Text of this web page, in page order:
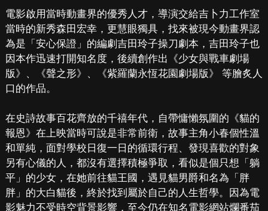
電影啟用當時動畫界的優秀人才，導演交給吉卜力工作室
當時的新秀森田宏幸，更慧眼獨具，找來被現今動畫界認
為是「安心保證」的編劇吉田玲子操刀劇本，吉田玲子也
因本作迅速打開知名度，後續創作出《少女與戰車劇場
版》、《聲之形》、《紫羅蘭永恆花園劇場版》 等膾炙人
口的作品。
在史詩故事百花齊放的千禧年代，自帶慵懶氛圍的《貓的
報恩》在上映當時可說是非常前衛，故事主角小春個性溫
和單純，面對學校日復一日的循環行程、發現喜歡的對象
另有心儀的人，都沒有選擇積極爭取，看似是個只想「躺
平」的少女，在她前往貓王國，遇見貓男爵和名為「胖
胖」的大白貓後，終於找到屬於自己的人生哲學。因為電
影魅力不受時空背景影響，至今仍在知名電影網站爛番茄